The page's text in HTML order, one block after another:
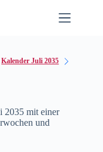
Kalender Juli 2035
2035 mit einer
und